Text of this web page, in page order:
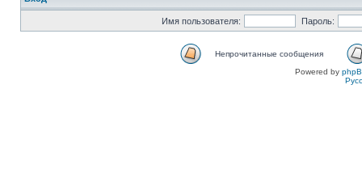
Имя пользователя: Пароль:
Непрочитанные сообщения
Powered by